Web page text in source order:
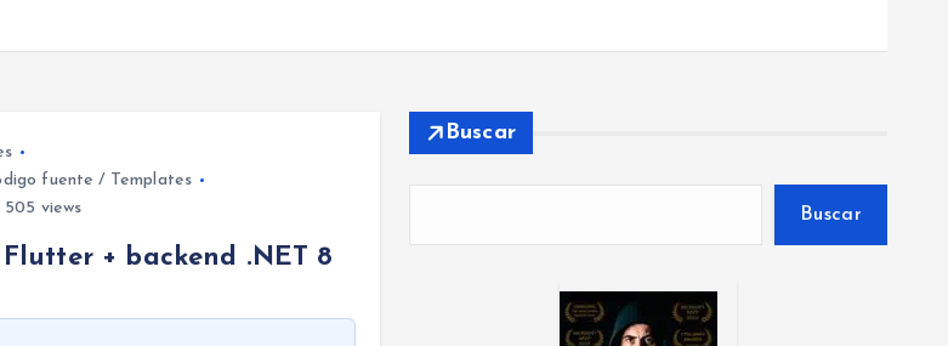
fuente / Templates
505 views
+ backend .NET 8
Buscar
Buscar